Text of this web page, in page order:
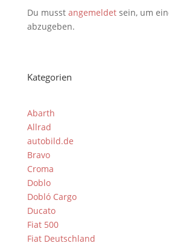
Du musst angemeldetsein, um
abzugeben.
Kategorien
Abarth
Allrad
autobild.de
Bravo
Croma
Doblo
Dobló Cargo
Ducato
Fiat 500
Fiat Deutschland